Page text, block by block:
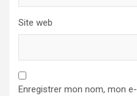
Site web
Enregistrer mon nom, mon